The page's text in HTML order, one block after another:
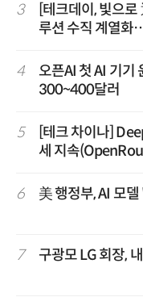
3
[테크데이, 빛으
루션 수직 계열화
4
오픈AI 첫 AI 기
300~400달러
5
[테크 차이나]
세 지속
6 美 행정부, AI 모
7 구광모 LG 회장,